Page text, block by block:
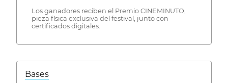
Los ganadores reciben el Premio CINEMINUTO,
pieza física exclusiva del festival, junto con
certificados digitales.
Bases